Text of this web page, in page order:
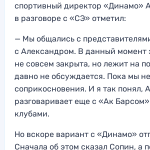
спортивный директор «Динамо»
в разговоре с «СЭ» отметил:
— Мы общались с
с Александром. В данный момент
не совсем закрыта, но лежит на
давно не обсуждается. Пока мы
соприкосновения. И я так понял,
разговаривает еще с «Ак
клубами.
Но вскоре вариант с «Динамо»
Сначала об этом сказал Сопин, а